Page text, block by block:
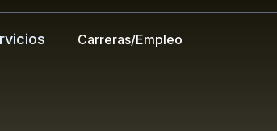
Carreras/Empleo